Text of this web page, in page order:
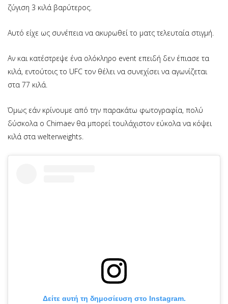
ζύγιση 3 κιλά βαρύτερος.
Αυτό είχε ως συνέπεια να ακυρωθεί το ματς τελευταία στιγμή.
Αν και κατέστρεψε ένα ολόκληρο event επειδή δεν έπιασε τα
κιλά, εντούτοις το UFC τον θέλει να συνεχίσει να αγωνίζεται
στα 77 κιλά.
Όμως εάν κρίνουμε από την παρακάτω φωτογραφία, πολύ
δύσκολα ο Chimaev θα μπορεί τουλάχιστον εύκολα να κόψει
κιλά στα welterweights.
Δείτε αυτή τη δημοσίευση στο Instagram.